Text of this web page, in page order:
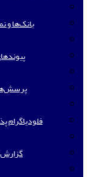
بانک‌ها و
فلودیاگرام